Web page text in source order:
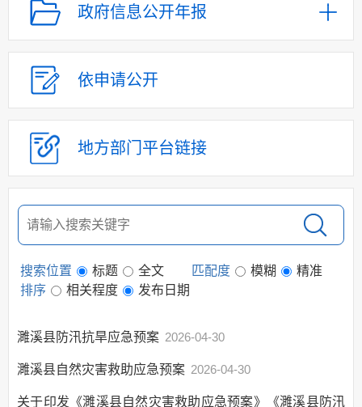
督查督办及问责情况
和执行效果评估
审计公开
计信息
建议提案办理
政府领导
人事信息
应急管理
权责清单和动态调
整情况
政府信息公开年报
依申请公开
地方部门 平台链接
搜索位置 标题 全文 匹配度 模糊
精准
排序
相关程度 发布日期
濉溪县防汛抗旱应急预案 2026-04-30
濉溪县自然灾害救助应急预案 2026-04-30
关于印发《濉溪县自然灾害救助应急预案》《濉溪县防汛